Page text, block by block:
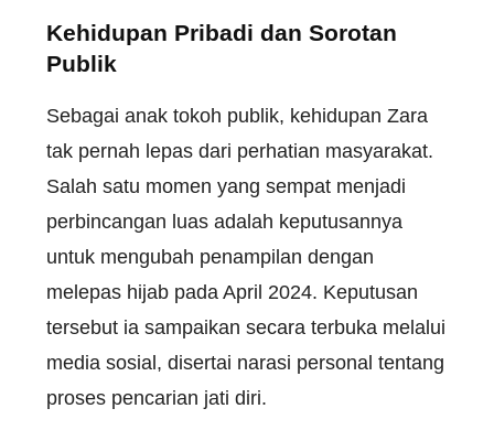
Kehidupan Pribadi dan Sorotan
Publik
Sebagai anak tokoh publik, kehidupan Zara
tak pernah lepas dari perhatian masyarakat.
Salah satu momen yang sempat menjadi
perbincangan luas adalah keputusannya
untuk mengubah penampilan dengan
melepas hijab pada April 2024. Keputusan
tersebut ia sampaikan secara terbuka melalui
media sosial, disertai narasi personal tentang
proses pencarian jati diri.